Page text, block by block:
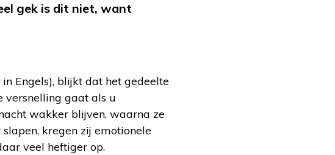
gek is dit niet, want
in Engels), blijkt dat het gedeelte
versnelling gaat als u
wakker blijven, waarna ze
kregen zij emotionele
veel heftiger op.